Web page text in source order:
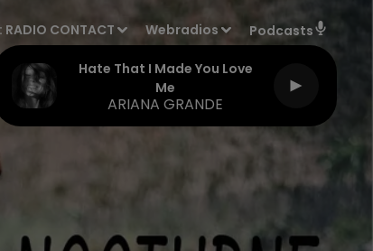
RADIO CONTACT Webradios Podcasts
Hate That I Made You Love
Me
ARIANA GRANDE